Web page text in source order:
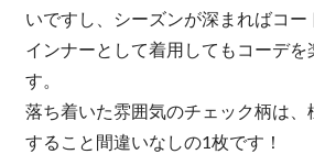
いですし、シーズンが深まればコー
インナーとして着用してもコーデを
す。
落ち着いた雰囲気のチェック柄は、
すること間違いなしの1枚です！